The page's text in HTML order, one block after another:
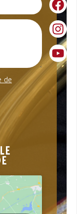
de